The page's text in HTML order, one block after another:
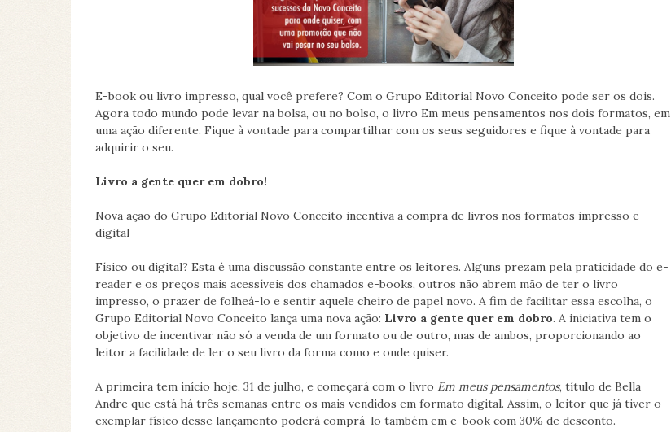
E-book ou livro impresso, qual você prefere? Com o Grupo Editorial Novo Conceito pode ser os dois.
Agora todo mundo pode levar na bolsa, ou no bolso, o livro Em meus pensamentos nos dois formatos, em
uma ação diferente. Fique à vontade para compartilhar com os seus seguidores e fique à vontade para
adquirir o seu.
Livro a gente quer em dobro!
Nova ação do Grupo Editorial Novo Conceito incentiva a compra de livros nos formatos impresso e
digital
Físico ou digital? Esta é uma discussão constante entre os leitores. Alguns prezam pela praticidade do e-
reader e os preços mais acessíveis dos chamados e-books, outros não abrem mão de ter o livro
impresso, o prazer de folheá-lo e sentir aquele cheiro de papel novo. A fim de facilitar essa escolha, o
Grupo Editorial Novo Conceito lança uma nova ação: Livro a gente quer em dobro. A iniciativa tem o
objetivo de incentivar não só a venda de um formato ou de outro, mas de ambos, proporcionando ao
leitor a facilidade de ler o seu livro da forma como e onde quiser.
A primeira tem início hoje, 31 de julho, e começará com o livro Em meus pensamentos, título de Bella
Andre que está há três semanas entre os mais vendidos em formato digital. Assim, o leitor que já tiver o
exemplar físico desse lançamento poderá comprá-lo também em e-book com 30% de desconto.